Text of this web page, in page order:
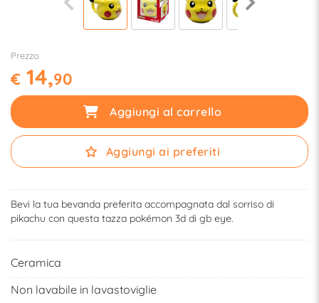
Prezzo
€ 14,90
Aggiungi al carrello
Aggiungi ai preferiti
Bevi la tua bevanda preferita accompagnata dal sorriso di
pikachu con questa tazza pokémon 3d di gb eye.
Ceramica
Non lavabile in lavastoviglie